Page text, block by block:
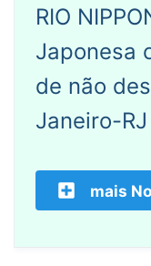
RIO
Japonesa
de não
Janeiro-RJ
mais